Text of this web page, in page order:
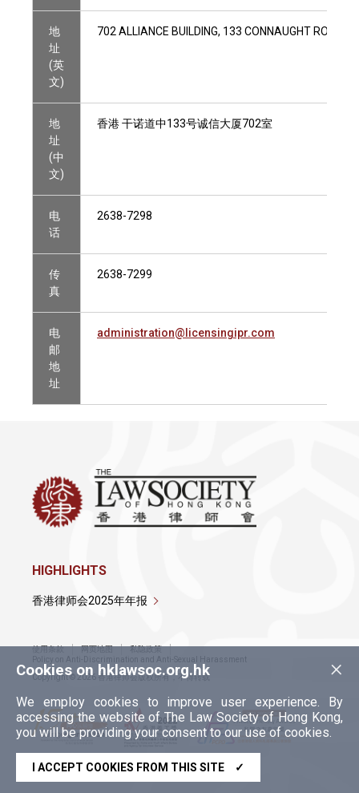
地
址
(英
文)
702 ALLIANCE BUILDING, 133 CONNAUGHT ROAD
地
址
(中
文)
香港 干诺道中133号诚信大厦702室
电
话
2638-7298
传
真
2638-7299
电
邮
地
址
administration@licensingipr.com
×
Cookies on hklawsoc.org.hk
We employ cookies to improve user experience. By
accessing the website of The Law Society of Hong Kong,
you will be providing your consent to our use of cookies.
I ACCEPT COOKIES FROM THIS SITE ✓
HIGHLIGHTS
香港律师会2025年年报
使用条款 网页地图
私隐政策
Policy on Anti-Discrimination and Anti-Sexual Harassment
Copyright © 2026 香港律师会版权所有，不得转载